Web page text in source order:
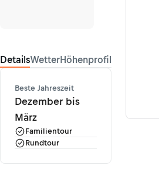
DetailsWetterHöhenprofil
Beste Jahreszeit
Dezember bis
März
Familientour
Rundtour